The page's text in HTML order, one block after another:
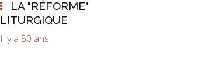
LA "RÉFORME"
LITURGIQUE
Il y a 50 ans